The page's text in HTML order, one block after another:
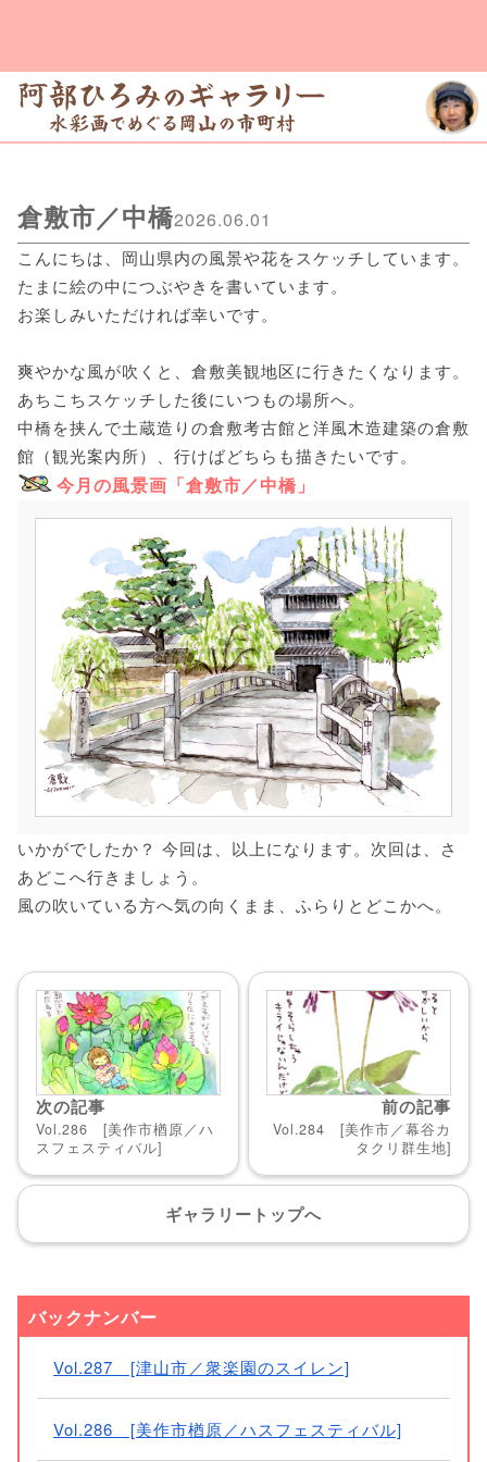
倉敷市／中橋2026.06.01
こんにちは、岡山県内の風景や花をスケッチしています。
たまに絵の中につぶやきを書いています。
お楽しみいただければ幸いです。
爽やかな風が吹くと、倉敷美観地区に行きたくなります。
あちこちスケッチした後にいつもの場所へ。
中橋を挟んで土蔵造りの倉敷考古館と洋風木造建築の倉敷
館（観光案内所）、行けばどちらも描きたいです。
今月の風景画「倉敷市／中橋」
いかがでしたか？ 今回は、以上になります。次回は、さ
あどこへ行きましょう。
風の吹いている方へ気の向くまま、ふらりとどこかへ。
次の記事
Vol.286 [美作市楢原／ハ
スフェスティバル]
ギャラリー トップへ
前の記事
Vol.284 [美作市／幕谷カ
タクリ群生地]
バックナンバー
Vol.287 [津山市／衆楽園のスイレン]
Vol.286 [美作市楢原／ハスフェスティバル]